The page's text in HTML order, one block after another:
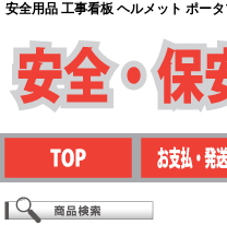
安全用品 工事看板 ヘルメット ポー